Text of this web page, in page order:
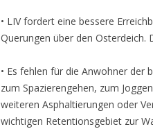
• LIV fordert eine bessere
Querungen über den Osterdeich.
• Es fehlen für die Anwohner der
zum Spazierengehen, zum
weiteren Asphaltierungen oder
wichtigen Retentionsgebiet zur